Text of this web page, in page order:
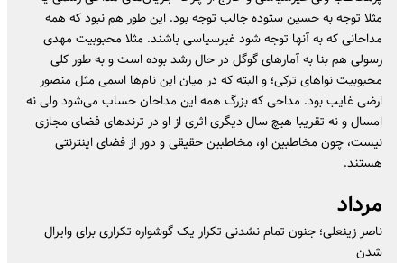
مثلا توجه به حسین ستوده جالب توجه بود. این طور هم نبود که همه
مداحانی که به آنها توجه شود غیرسیاسی باشند. مثلا محبوبیت مهدی
رسولی هم بنا به آمار‌های گوگل در حال رشد بوده است و به طور کلی
محبوبیت نوا‌های ترکی؛ و البته که در میان این نام‌ها اسمی مثل منصور
ارضی غایب بود. مداحی که بزرگ همه این مداحان حساب می‌شود ولی نه
امسال و نه تقریبا هیچ سال دیگری اثری از او در ترند‌های فضای مجازی
نیست، چون مخاطبین او، مخاطبین حقیقی و دور از فضای اینترنتی
هستند.
مرداد
ناصر زینعلی؛ جنون تمام نشدنی تکرار یک گوشواره تکراری برای وایرال
شدن